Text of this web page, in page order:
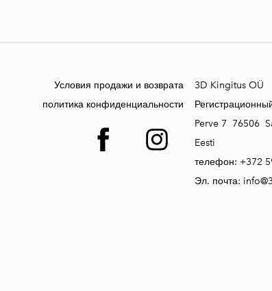
Условия продажи и возврата
политика конфиденциальности
3D Kingitus OÜ
Perve 7 76506
Eesti
телефон: +372
Эл. почта: